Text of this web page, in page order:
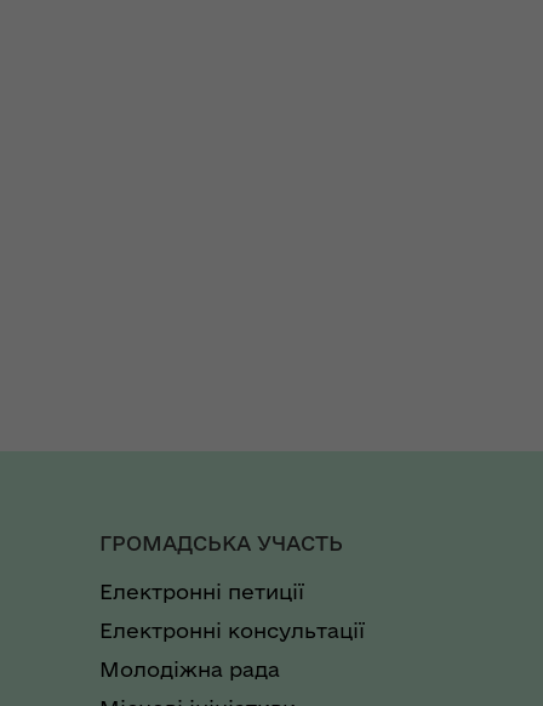
ГРОМАДСЬКА УЧАСТЬ
Електронні петиції
Електронні консультації
Молодіжна рада